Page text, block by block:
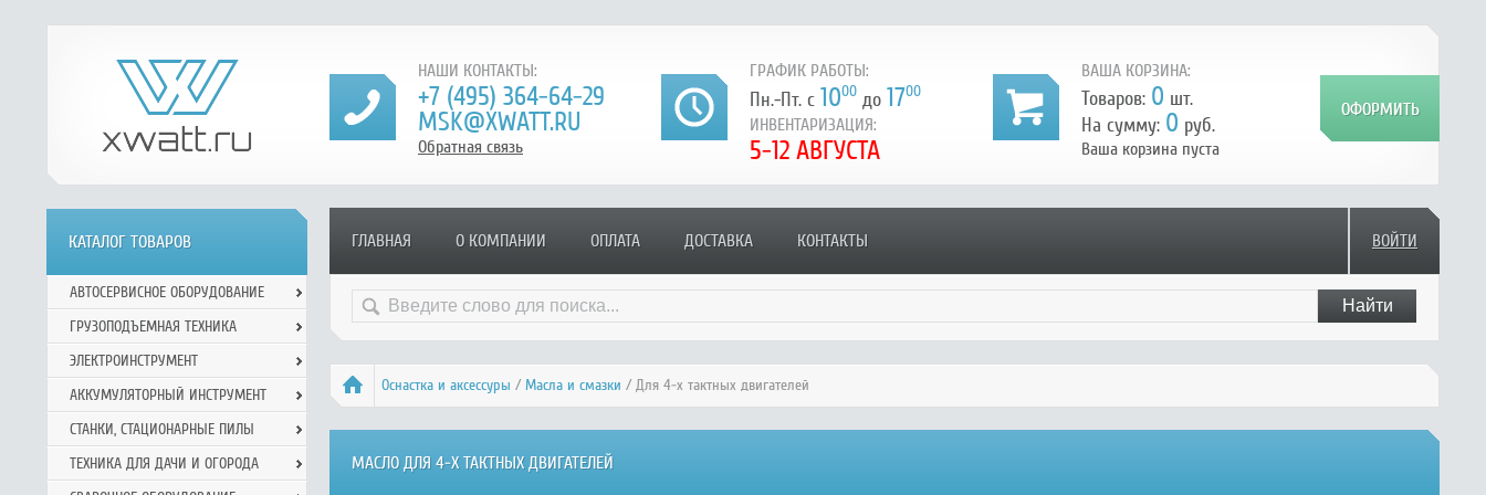
НАШИ КОНТАКТЫ:
+7 (495) 364-64-29
MSK@XWATT.RU
Обратная связь
ГРАФИК РАБОТЫ:
Пн.-Пт. с 1000 до 1700
ИНВЕНТАРИЗАЦИЯ:
5-12 АВГУСТА
ВАША КОРЗИНА:
Товаров: 0 шт.
На сумму: 0 руб.
Ваша корзина пуста
ГЛАВНАЯ О КОМПАНИИ ОПЛАТА ДОСТАВКА КОНТАКТЫ ВОЙТИ
Оснастка и аксессуры / Масла и смазки / Для 4-х тактных двигателей
МАСЛО ДЛЯ 4-Х ТАКТНЫХ ДВИГАТЕЛЕЙ
КАТАЛОГ ТОВАРОВ
АВТОСЕРВИСНОЕ ОБОРУДОВАНИЕ
ГРУЗОПОДЪЕМНАЯ ТЕХНИКА
ЭЛЕКТРОИНСТРУМЕНТ
АККУМУЛЯТОРНЫЙ ИНСТРУМЕНТ
СТАНКИ, СТАЦИОНАРНЫЕ ПИЛЫ
ТЕХНИКА ДЛЯ ДАЧИ И ОГОРОДА